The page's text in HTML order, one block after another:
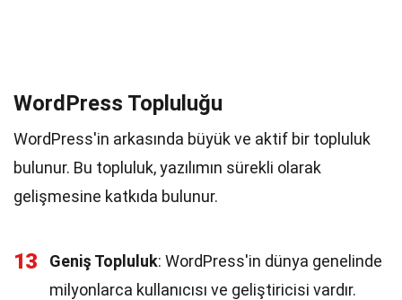
WordPress Topluluğu
WordPress'in arkasında büyük ve aktif bir topluluk
bulunur. Bu topluluk, yazılımın sürekli olarak
gelişmesine katkıda bulunur.
13 Geniş Topluluk: WordPress'in dünya genelinde
milyonlarca kullanıcısı ve geliştiricisi vardır.